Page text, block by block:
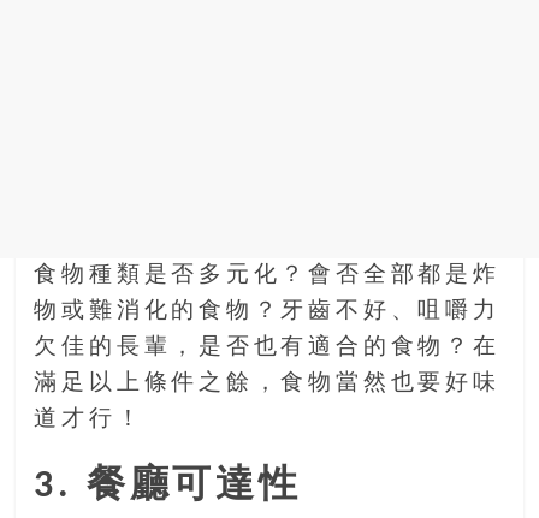
食物種類是否多元化？會否全部都是炸
物或難消化的食物？牙齒不好、咀嚼力
欠佳的長輩，是否也有適合的食物？在
滿足以上條件之餘，食物當然也要好味
道才行！
3. 餐廳可達性